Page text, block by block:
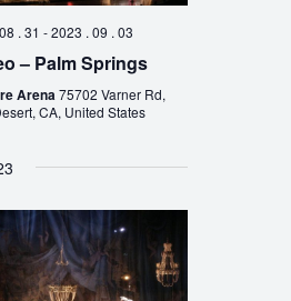
. 31 -2023 . 09 . 03
– Palm Springs
Arena75702 Varner Rd,
CA, United States